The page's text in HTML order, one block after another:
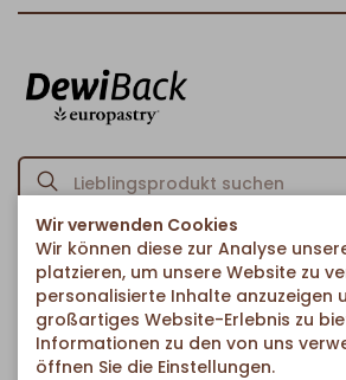
Startseite Kuchen & Süßes Torten &
Zwetschgenkuchen mit Streusel
Zurück zur Artikelübersicht
Wir verwenden Cookies
Wir können diese zur Analyse
platzieren, um unsere Website zu
personalisierte Inhalte anzuzeigen
großartiges Website-Erlebnis zu
Informationen zu den von uns
öffnen Sie die Einstellungen.